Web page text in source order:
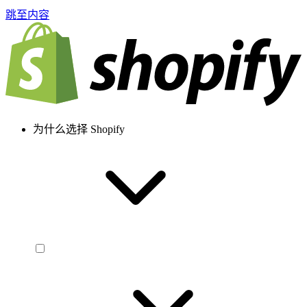
跳至内容
为什么选择 Shopify